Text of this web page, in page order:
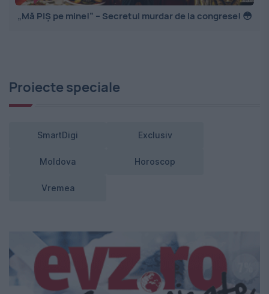
„Mă PIȘ pe mine!” – Secretul murdar de la congrese! 😳
Proiecte speciale
SmartDigi Exclusiv
Moldova Horoscop
Vremea